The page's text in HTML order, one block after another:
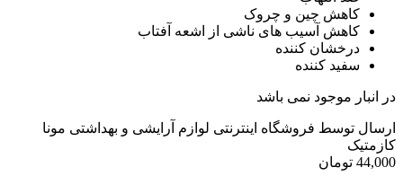
کاهش چین و چروک
کاهش آسیب های ناشی از اشعه آفتاب
درخشان کننده
سفید کننده
در انبار موجود نمی باشد
ارسال توسط فروشگاه اینترنتی لوازم آرایشی و بهداشتی مونا
کازمتیک
44,000 تومان